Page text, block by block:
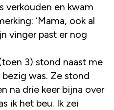
verkouden en kwam
‘Mama, ook al
vinger past er nog
3) stond naast me
was. Ze stond
na drie keer bijna over
ik het beu. Ik zei